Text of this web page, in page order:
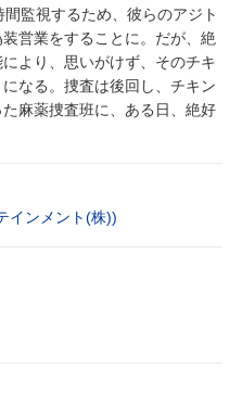
監視するため、彼らのアジト
営業をすることに。だが、絶
より、思いがけず、そのチキ
なる。捜査は後回し、チキン
麻薬捜査班に、ある日、絶好
インメント(株))